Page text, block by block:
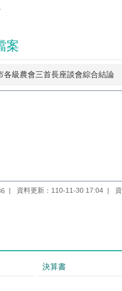
案
各級農會三首長座談會綜合結論
資料更新：110-11-30 17:04
決算書